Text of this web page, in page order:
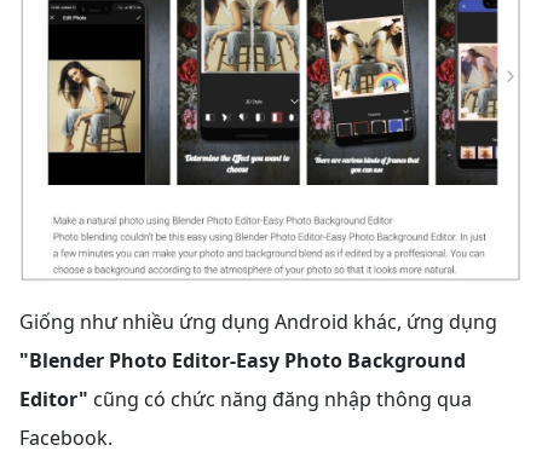
Giống như nhiều ứng dụng Android khác, ứng dụng
"Blender Photo Editor-Easy Photo Background
Editor" cũng có chức năng đăng nhập thông qua
Facebook.